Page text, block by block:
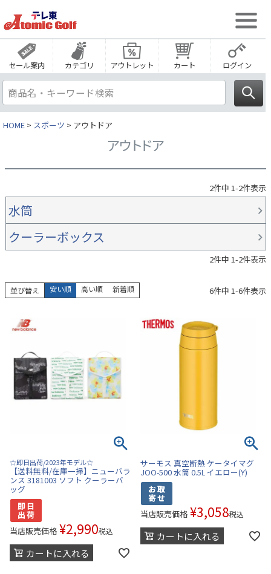
セール案内 カテゴリ アウトレット カート ログイン
HOME スポーツ アウトドア
アウトドア
2件中 1-2件表示
水筒
クーラーボックス
2件中 1-2件表示
並び替え 安い順 高い順 新着順 6件中 1-6件表示
☆即日出荷/2023年モデル☆
【送料無料/在庫一掃】ニューバラ
ンス 3181003 ソフト クーラーバ
ッグ
当店販売価格 ¥2,990税込
カートに入れる
サーモス 真空断熱 ケータイマグ
JOO-500 水筒 0.5L イエロー(Y)
当店販売価格 ¥3,058税込
カートに入れる